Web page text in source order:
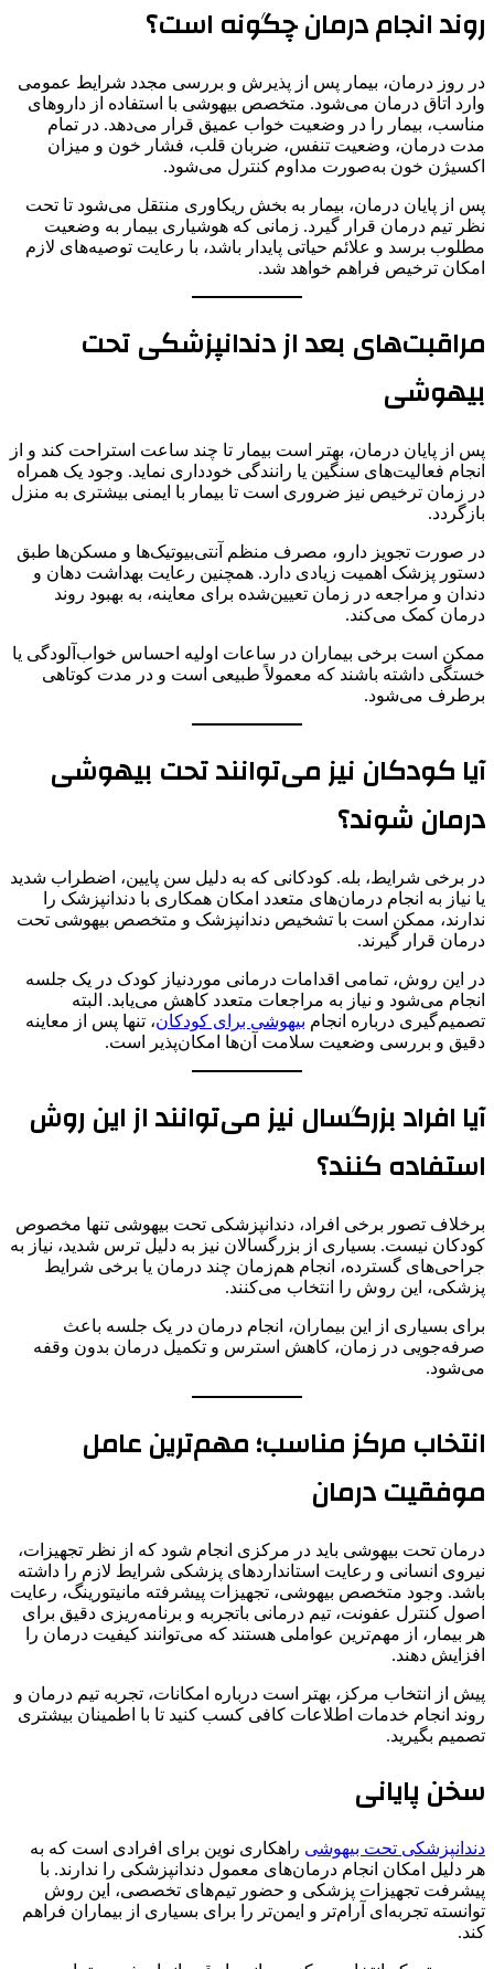
روند انجام درمان چگونه است؟
در روز درمان، بیمار پس از پذیرش و بررسی مجدد شرایط عمومی
وارد اتاق درمان می‌شود. متخصص بیهوشی با استفاده از داروهای
مناسب، بیمار را در وضعیت خواب عمیق قرار می‌دهد. در تمام
مدت درمان، وضعیت تنفس، ضربان قلب، فشار خون و میزان
اکسیژن خون به‌صورت مداوم کنترل می‌شود.
پس از پایان درمان، بیمار به بخش ریکاوری منتقل می‌شود تا تحت
نظر تیم درمان قرار گیرد. زمانی که هوشیاری بیمار به وضعیت
مطلوب برسد و علائم حیاتی پایدار باشد، با رعایت توصیه‌های لازم
امکان ترخیص فراهم خواهد شد.
مراقبت‌های بعد از دندانپزشکی تحت
بیهوشی
پس از پایان درمان، بهتر است بیمار تا چند ساعت استراحت کند و از
انجام فعالیت‌های سنگین یا رانندگی خودداری نماید. وجود یک همراه
در زمان ترخیص نیز ضروری است تا بیمار با ایمنی بیشتری به منزل
بازگردد.
در صورت تجویز دارو، مصرف منظم آنتی‌بیوتیک‌ها و مسکن‌ها طبق
دستور پزشک اهمیت زیادی دارد. همچنین رعایت بهداشت دهان و
دندان و مراجعه در زمان تعیین‌شده برای معاینه، به بهبود روند
درمان کمک می‌کند.
ممکن است برخی بیماران در ساعات اولیه احساس خواب‌آلودگی یا
خستگی داشته باشند که معمولاً طبیعی است و در مدت کوتاهی
برطرف می‌شود.
آیا کودکان نیز می‌توانند تحت بیهوشی
درمان شوند؟
در برخی شرایط، بله. کودکانی که به دلیل سن پایین، اضطراب شدید
یا نیاز به انجام درمان‌های متعدد امکان همکاری با دندانپزشک را
ندارند، ممکن است با تشخیص دندانپزشک و متخصص بیهوشی تحت
درمان قرار گیرند.
در این روش، تمامی اقدامات درمانی موردنیاز کودک در یک جلسه
انجام می‌شود و نیاز به مراجعات متعدد کاهش می‌یابد. البته
تصمیم‌گیری درباره انجام بیهوشی برای کودکان، تنها پس از معاینه
دقیق و بررسی وضعیت سلامت آن‌ها امکان‌پذیر است.
آیا افراد بزرگسال نیز می‌توانند از این روش
استفاده کنند؟
برخلاف تصور برخی افراد، دندانپزشکی تحت بیهوشی تنها مخصوص
کودکان نیست. بسیاری از بزرگسالان نیز به دلیل ترس شدید، نیاز به
جراحی‌های گسترده، انجام هم‌زمان چند درمان یا برخی شرایط
پزشکی، این روش را انتخاب می‌کنند.
برای بسیاری از این بیماران، انجام درمان در یک جلسه باعث
صرفه‌جویی در زمان، کاهش استرس و تکمیل درمان بدون وقفه
می‌شود.
انتخاب مرکز مناسب؛ مهم‌ترین عامل
موفقیت درمان
درمان تحت بیهوشی باید در مرکزی انجام شود که از نظر تجهیزات،
نیروی انسانی و رعایت استانداردهای پزشکی شرایط لازم را داشته
باشد. وجود متخصص بیهوشی، تجهیزات پیشرفته مانیتورینگ، رعایت
اصول کنترل عفونت، تیم درمانی باتجربه و برنامه‌ریزی دقیق برای
هر بیمار، از مهم‌ترین عواملی هستند که می‌توانند کیفیت درمان را
افزایش دهند.
پیش از انتخاب مرکز، بهتر است درباره امکانات، تجربه تیم درمان و
روند انجام خدمات اطلاعات کافی کسب کنید تا با اطمینان بیشتری
تصمیم بگیرید.
سخن پایانی
دندانپزشکی تحت بیهوشی راهکاری نوین برای افرادی است که به
هر دلیل امکان انجام درمان‌های معمول دندانپزشکی را ندارند. با
پیشرفت تجهیزات پزشکی و حضور تیم‌های تخصصی، این روش
توانسته تجربه‌ای آرام‌تر و ایمن‌تر را برای بسیاری از بیماران فراهم
کند.